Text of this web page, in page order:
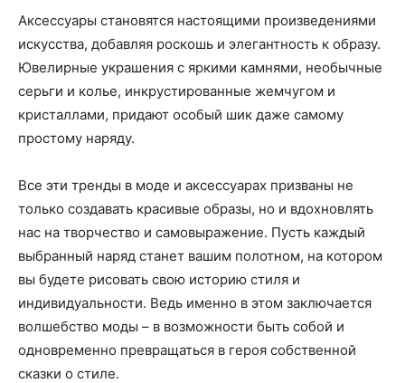
Аксессуары становятся настоящими произведениями
искусства, добавляя роскошь и элегантность к образу.
Ювелирные украшения с яркими камнями, необычные
серьги и колье, инкрустированные жемчугом и
кристаллами, придают особый шик даже самому
простому наряду.
Все эти тренды в моде и аксессуарах призваны не
только создавать красивые образы, но и вдохновлять
нас на творчество и самовыражение. Пусть каждый
выбранный наряд станет вашим полотном, на котором
вы будете рисовать свою историю стиля и
индивидуальности. Ведь именно в этом заключается
волшебство моды – в возможности быть собой и
одновременно превращаться в героя собственной
сказки о стиле.